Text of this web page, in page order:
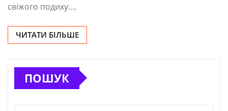
свіжого подиху.…
ЧИТАТИ БІЛЬШЕ
ПОШУК